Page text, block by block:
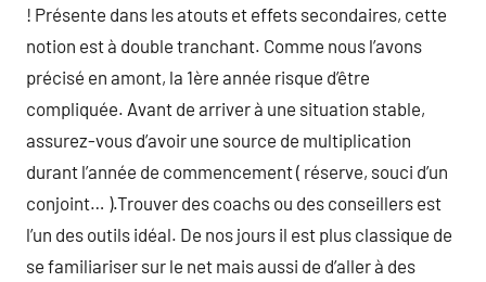
! Présente dans les atouts et effets secondaires, cette
notion est à double tranchant. Comme nous l’avons
précisé en amont, la 1ère année risque d’être
compliquée. Avant de arriver à une situation stable,
assurez-vous d’avoir une source de multiplication
durant l’année de commencement ( réserve, souci d’un
conjoint… ).Trouver des coachs ou des conseillers est
l’un des outils idéal. De nos jours il est plus classique de
se familiariser sur le net mais aussi de d’aller à des